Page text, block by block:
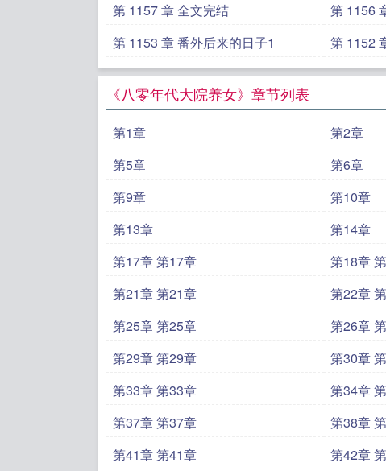
第 1157 章 全文完结 第 1156
第 1153 章 番外后来的日子1
第 1152
《八零年代大院养女》章节列表
第1章 第2章
第5章
第6章
第9章
第10章
第13章
第14章
第17章 第17章
第18章
第21章 第21章
第22章
第25章 第25章
第26章
第29章 第29章
第30章
第33章 第33章
第34章
第37章 第37章
第38章
第41章 第41章
第42章